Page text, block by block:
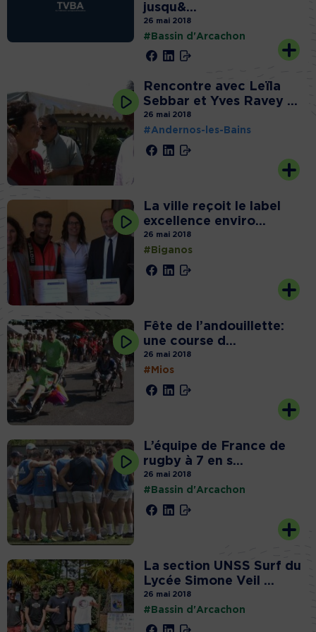
jusqu&...
26 mai 2018
#Bassin d'Arcachon
Rencontre avec Leïla
Sebbar et Yves Ravey ...
26 mai 2018
#Andernos-les-Bains
La ville reçoit le label
excellence enviro...
26 mai 2018
#Biganos
Fête de l’andouillette:
une course d...
26 mai 2018
#Mios
L’équipe de France de
rugby à 7 en s...
26 mai 2018
#Bassin d'Arcachon
La section UNSS Surf du
Lycée Simone Veil ...
26 mai 2018
#Bassin d'Arcachon